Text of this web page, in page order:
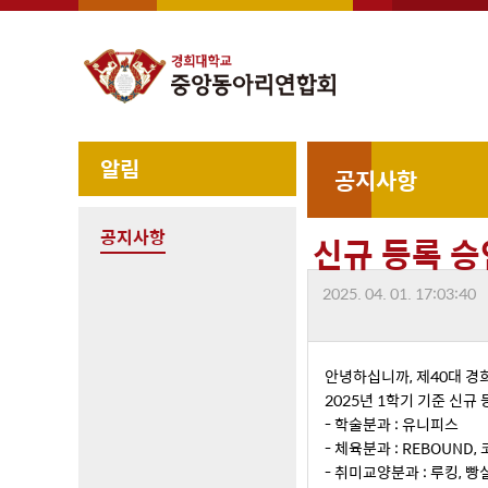
알림
공지사항
공지사항
신규 등록
2025. 04. 01. 17:03:40
안녕하십니까, 제40대 경
2025년 1학기 기준 신규
- 학술분과 : 유니피스
- 체육분과 : REBOUND,
- 취미교양분과 : 루킹, 빵